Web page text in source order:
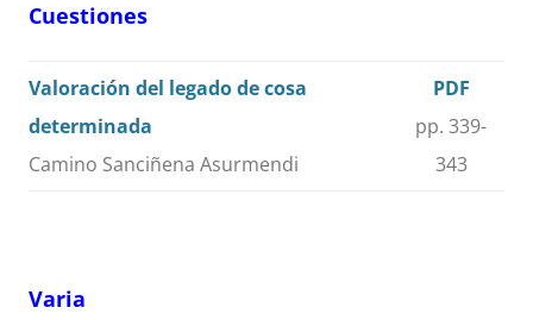
Cuestiones
Valoración del legado de cosa
determinada
Camino Sanciñena Asurmendi
PDF
pp. 339-
343
Varia